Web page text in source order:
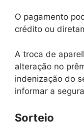
O pagamento
crédito ou
A troca de
alteração no
indenização do
informar a
Sorteio